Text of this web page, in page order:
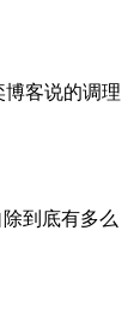
客说的调理
到底有多么